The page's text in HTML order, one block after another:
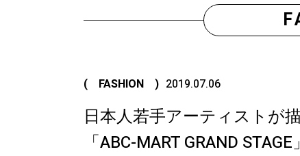
( FASHION ) 2019.07.06
日本人若手アーティストが
「ABC-MART GRAND